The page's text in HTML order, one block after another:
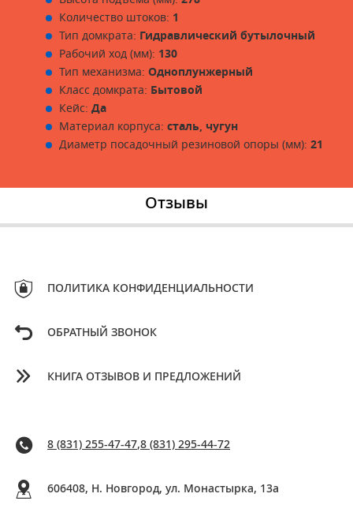
Количество штоков: 1
Тип домкрата: Гидравлический бутылочный
Рабочий ход (мм): 130
Тип механизма: Одноплунжерный
Класс домкрата: Бытовой
Кейс: Да
Материал корпуса: сталь, чугун
Диаметр посадочный резиновой опоры (мм): 21
Отзывы
ПОЛИТИКА КОНФИДЕНЦИАЛЬНОСТИ
ОБРАТНЫЙ ЗВОНОК
КНИГА ОТЗЫВОВ И ПРЕДЛОЖЕНИЙ
8 (831) 255-47-47,8 (831) 295-44-72
606408, Н. Новгород, ул. Монастырка, 13a